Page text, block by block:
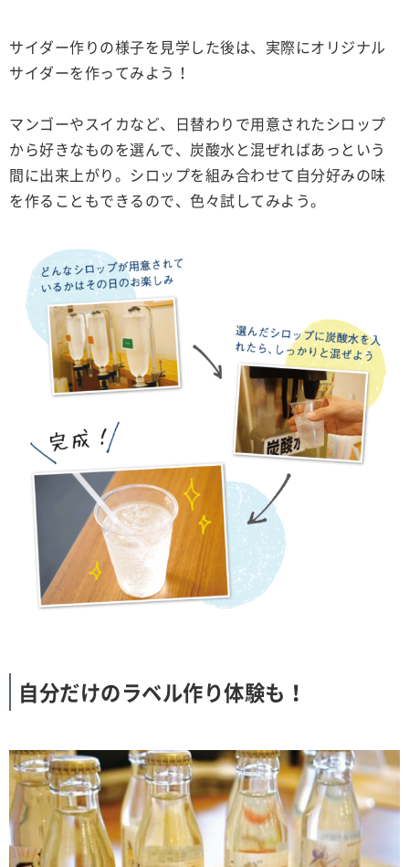
サイダー作りの様子を見学した後は、実際にオリジナル
サイダーを作ってみよう！
マンゴーやスイカなど、日替わりで用意されたシロップ
から好きなものを選んで、炭酸水と混ぜればあっという
間に出来上がり。シロップを組み合わせて自分好みの味
を作ることもできるので、色々試してみよう。
自分だけのラベル作り体験も！